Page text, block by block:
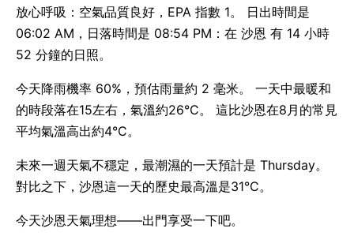
放心呼吸：空氣品質良好，EPA 指數 1。 日出時間是
06:02 AM，日落時間是 08:54 PM：在 沙恩 有 14 小時
52 分鐘的日照。
今天降雨機率 60%，預估雨量約 2 毫米。 一天中最暖和
的時段落在15左右，氣溫約26°C。 這比沙恩在8月的常見
平均氣溫高出約4°C。
未來一週天氣不穩定，最潮濕的一天預計是 Thursday。
對比之下，沙恩這一天的歷史最高溫是31°C。
今天沙恩天氣理想——出門享受一下吧。